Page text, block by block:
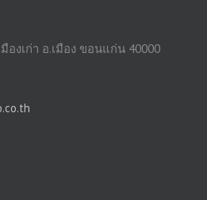
องเก่า อ.เมือง ขอนแก่น 40000